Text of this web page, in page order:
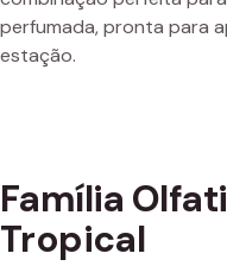
perfumada, pronta para
estação.
Família
Tropical